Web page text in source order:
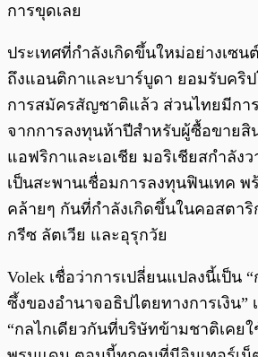
การขุดเลย
ประเทศที่กำลังเกิดขึ้นใหม่อย่างเซน
ถึงแอนติกาและบาร์บูดา ยอมรับคริ
การสมัครสัญชาติแล้ว ส่วนไทยมีกา
จากการลงทุนห้าปีสำหรับผู้ซื้อขาย
แอฟริกาและเอเชีย มอริเชียสกำลัง
เป็นสะพานเชื่อมการลงทุนฟินเทค
คล้ายๆ กันที่กำลังเกิดขึ้นในคอสตาริ
กรีซ ลัตเวีย และอุรุกวัย
Volek เชื่อว่าการเปลี่ยนแปลงนี้เป็น
ซึ้งของอำนาจอธิปไตยทางการเงิน”
“กลไกเดียวกันที่บริษัทข้ามชาติเคย